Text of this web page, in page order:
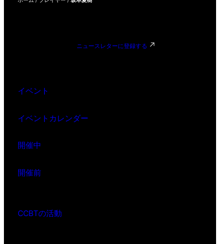
ニュースレターに登録する
イベント
イベントカレンダー
開催中
開催前
CCBTの活動